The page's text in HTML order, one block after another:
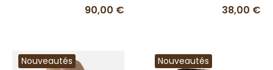
90,00 € 38,00 €
Nouveautés Nouveautés